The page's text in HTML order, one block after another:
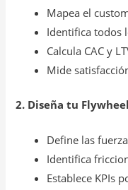
Mapea el
Identifica todos
Calcula CAC y
Mide
2. Diseña tu
Define las
Identifica
Establece KPIs